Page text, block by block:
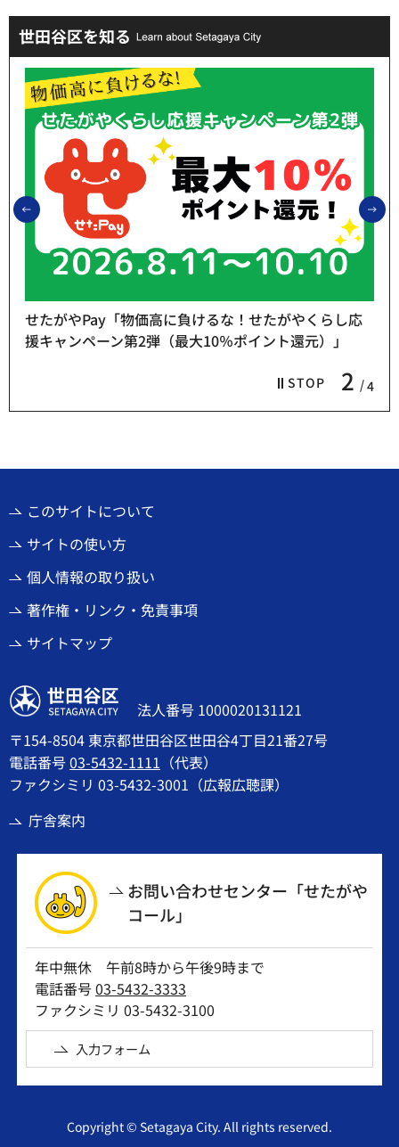
世田谷区を知る
前のスライドを表示
STOP 2 4
せたがやPay「物価高に負けるな！せたがやくらし応
援キャンペーン第2弾（最大10％ポイント還元）」
このサイトについて
サイトの使い方
個人情報の取り扱い
著作権・リンク・免責事項
サイトマップ
世田谷区
法人番号 1000020131121
〒154-8504 東京都世田谷区世田谷4丁目21番27号
電話番号03-5432-1111 （代表）
ファクシミリ 03-5432-3001（広報広聴課）
庁舎案内
お問い合わせセンター「せたがや
コール」
年中無休 午前8時から午後9時まで
電話番号03-5432-3333
ファクシミリ 03-5432-3100
入力フォーム
Copyright © Setagaya City. All rights reserved.